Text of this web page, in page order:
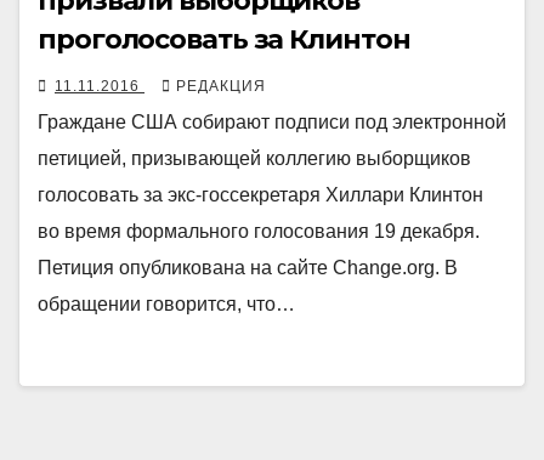
проголосовать за Клинтон
11.11.2016 РЕДАКЦИЯ
Граждане США собирают подписи под электронной
петицией, призывающей коллегию выборщиков
голосовать за экс-госсекретаря Хиллари Клинтон
во время формального голосования 19 декабря.
Петиция опубликована на сайте Change.org. В
обращении говорится, что…